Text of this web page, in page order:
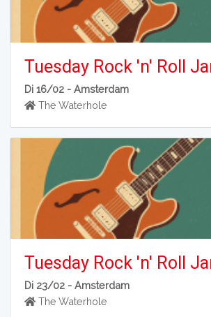
Tuesday Rock 'n' Roll
Di 16/02 -Amsterdam
The Waterhole
Tuesday Rock 'n' Roll
Di 23/02 -Amsterdam
The Waterhole